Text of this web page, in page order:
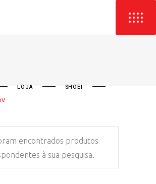
LOJA
SHOEI
encontrados produtos
à sua pesquisa.